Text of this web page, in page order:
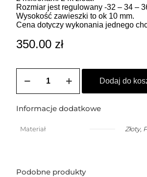
Rozmiar jest regulowany -32 – 34 –
Wysokość zawieszki to ok 10 mm.
Cena dotyczy wykonania jednego
350.00 zł
ZOZO
Choker
przywieszką
w
wzór2
Dodaj do
Informacje dodatkowe
Materiał Złoty,
Podobne produkty